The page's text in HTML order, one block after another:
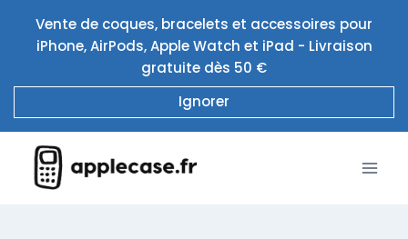
contenu
Vente de coques, bracelets et accessoires pour
iPhone, AirPods, Apple Watch et iPad - Livraison
gratuite dès 50 €
Ignorer